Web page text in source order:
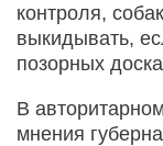
контроля,
выкидывать,
позорных
В
мнения